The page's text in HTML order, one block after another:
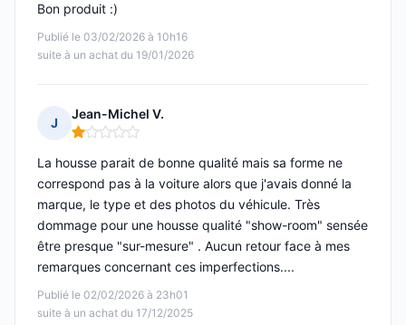
Publié le 03/02/2026 à 10h16
suite à un achat du 19/01/2026
Bon produit :)
J
Jean-Michel V.
Note : 1 sur 5
Publié le 02/02/2026 à 23h01
suite à un achat du 17/12/2025
La housse parait de bonne qualité mais sa forme ne
correspond pas à la voiture alors que j'avais donné la
marque, le type et des photos du véhicule. Très
dommage pour une housse qualité "show-room" sensée
être presque "sur-mesure" . Aucun retour face à mes
remarques concernant ces imperfections....